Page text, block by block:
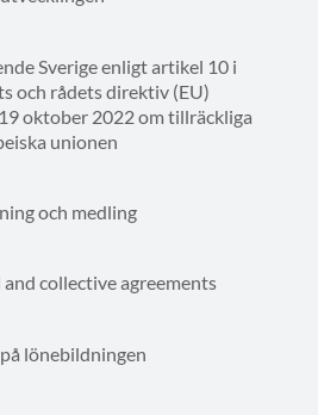
Sverige enligt artikel 10 i
och rådets direktiv (EU)
oktober 2022 om tillräckliga
unionen
och medling
and collective agreements
lönebildningen